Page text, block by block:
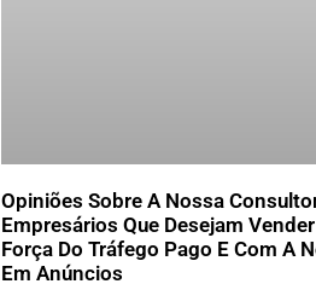
Opiniões Sobre A Nossa
Empresários Que Desejam
Força Do Tráfego Pago E Com A
Em Anúncios